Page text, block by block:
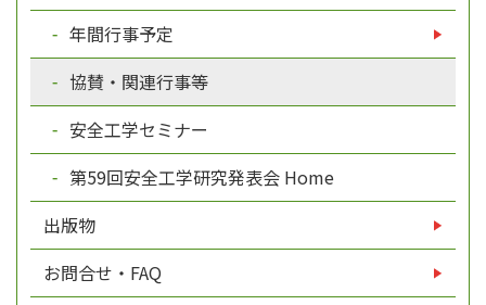
年間行事予定
協賛・関連行事等
安全工学セミナー
第59回安全工学研究発表会 Home
出版物
お問合せ・FAQ